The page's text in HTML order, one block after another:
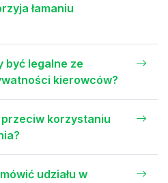
łamaniu
być legalne ze
kierowców?
korzystaniu
udziału w